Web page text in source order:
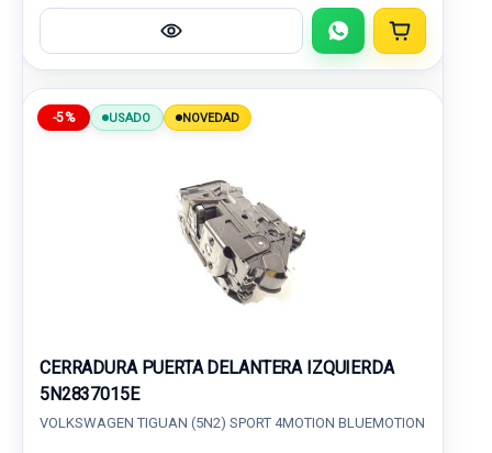
-5% USADO NOVEDAD
CERRADURA PUERTA DELANTERA IZQUIERDA
5N2837015E
VOLKSWAGEN TIGUAN (5N2) SPORT 4MOTION BLUEMOTION